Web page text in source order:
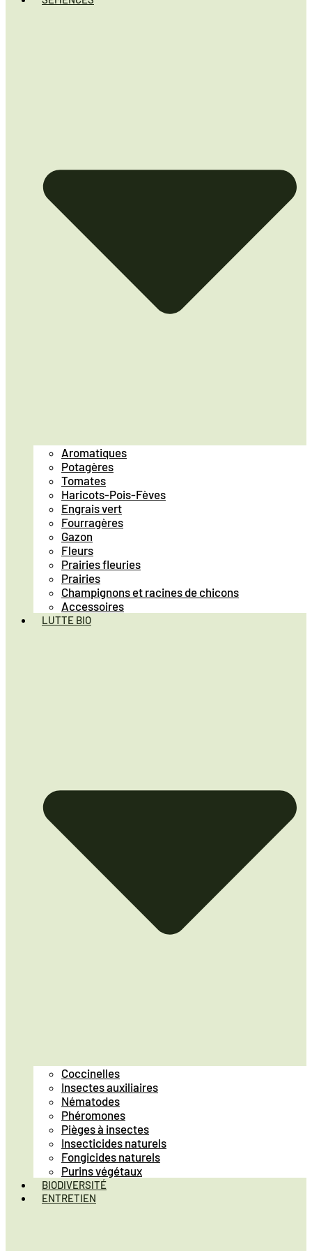
Aromatiques
Potagères
Tomates
Haricots-Pois-Fèves
Engrais vert
Fourragères
Gazon
Fleurs
Prairies fleuries
Prairies
Champignons et racines de chicons
Accessoires
LUTTE BIO
Coccinelles
Insectes auxiliaires
Nématodes
Phéromones
Pièges à insectes
Insecticides naturels
Fongicides naturels
Purins végétaux
BIODIVERSITÉ
ENTRETIEN